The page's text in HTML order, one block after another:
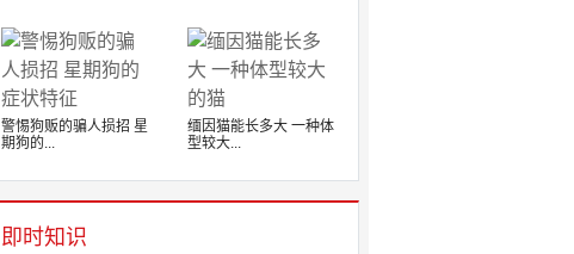
警惕狗贩的骗人损招 星
期狗的...
缅因猫能长多大 一种体
型较大...
即时知识